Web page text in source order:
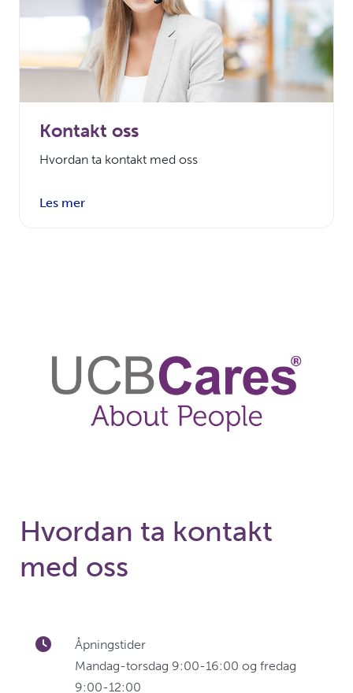
Kontakt oss
Hvordan ta kontakt med oss
Les mer
Hvordan ta kontakt
med oss
Åpningstider
Mandag-torsdag 9:00-16:00 og fredag
9:00-12:00